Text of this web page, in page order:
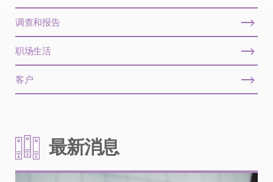
调查和报告
职场生活
客户
最新消息